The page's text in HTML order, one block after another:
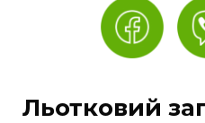
Льотковий